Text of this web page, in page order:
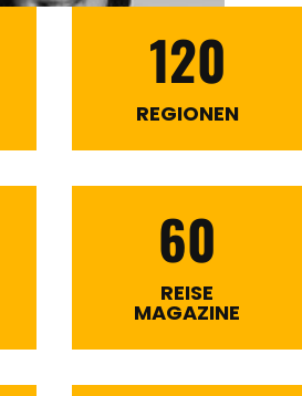
120
REGIONEN
60
REISE
MAGAZINE